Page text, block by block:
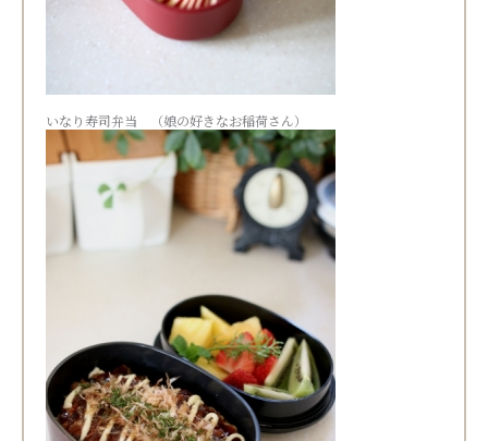
いなり寿司弁当 （娘の好きなお稲荷さん）